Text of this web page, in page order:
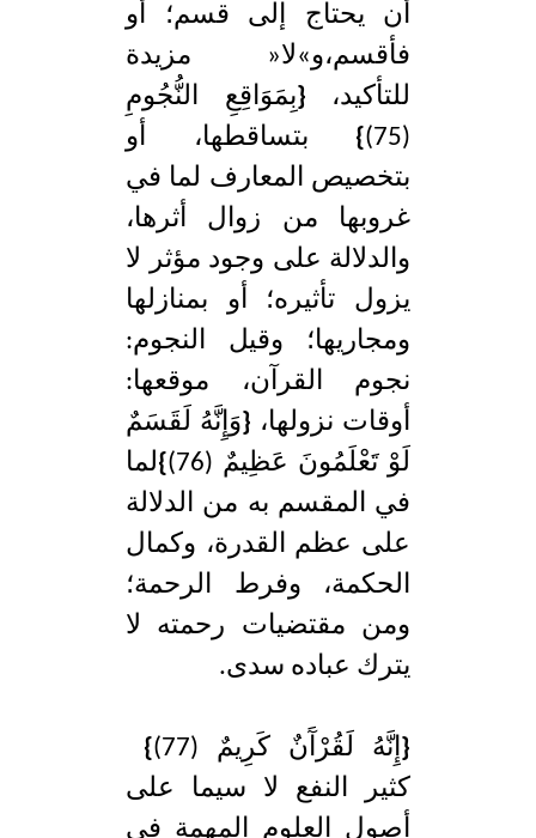
أن يحتاج إلى قسم؛ أو
فأقسم،و»لا« مزيدة
للتأكيد، {بِمَوَاقِعِ النُّجُومِ
(75)
} بتساقطها، أو
بتخصيص المعارف لما في
غروبها من زوال أثرها،
والدلالة على وجود مؤثر لا
يزول تأثيره؛ أو بمنازلها
ومجاريها؛ وقيل النجوم:
نجوم القرآن، موقعها:
أوقات نزولها، {وَإِنَّهُ لَقَسَمٌ
لَوْ تَعْلَمُونَ عَظِيمٌ (76)
}لما
في المقسم به من الدلالة
على عظم القدرة، وكمال
الحكمة، وفرط الرحمة؛
ومن مقتضيات رحمته لا
يترك عباده سدى.
{إِنَّهُ لَقُرْآَنٌ كَرِيمٌ (77)
}
كثير النفع لا سيما على
أصول العلوم المهمة في